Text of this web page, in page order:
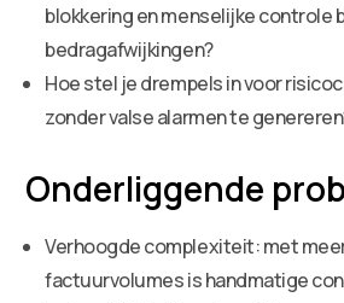
blokkering en menselijke controle
bedragafwijkingen?
Hoe stel je drempels in voor
zonder valse alarmen te
Onderliggende
Verhoogde complexiteit: met
factuurvolumes is handmatige